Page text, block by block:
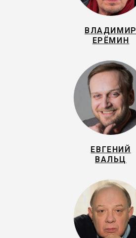
ВЛАДИМИР
ЕРЁМИН
ЕВГЕНИЙ
ВАЛЬЦ